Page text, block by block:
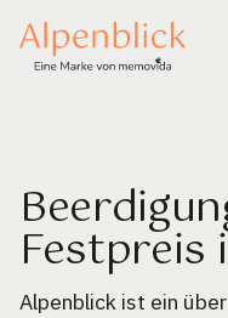
Festpreis
Alpenblick ist ein